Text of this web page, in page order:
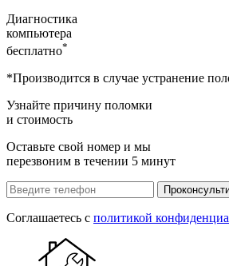
Диагностика
компьютера
бесплатно*
*Производится в случае устранение
Узнайте причину поломки
и стоимость
Оставьте свой номер и мы
перезвоним в течении 5 минут
Соглашаетесь с политикой